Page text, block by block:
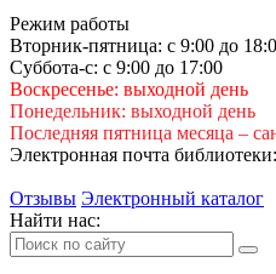
Режим работы
Вторник-пятница: с 9:00 до
Суббота-с: с 9:00 до 17:00
Воскресенье: выходной день
Понедельник: выходной день
Последняя пятница месяца –
Электронная почта библиотеки:
Отзывы Электронный каталог
Найти нас: